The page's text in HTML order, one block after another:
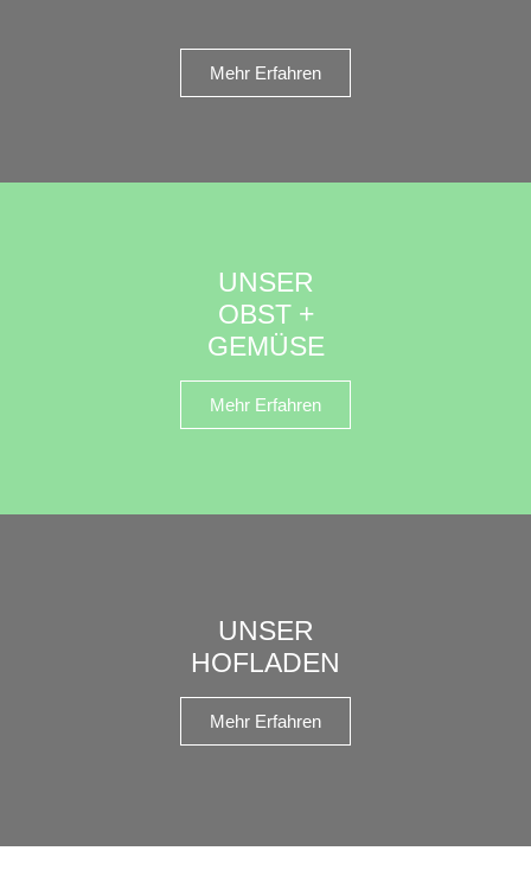
Mehr Erfahren
UNSER
OBST +
GEMÜSE
Mehr Erfahren
UNSER
HOFLADEN
Mehr Erfahren